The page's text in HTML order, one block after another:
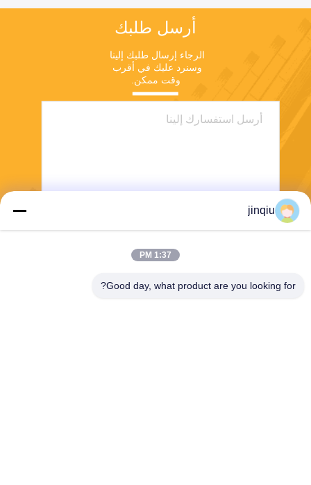
أرسل طلبك
وقت ممكن.
jinqiu
1:37 PM
Good day, what product are you looking for?